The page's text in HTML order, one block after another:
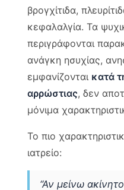
βρογχίτιδα,
κεφαλαλγία. Τα
περιγράφονται
ανάγκη ησυχίας,
εμφανίζονται κατά
αρρώστιας, δεν
μόνιμα
Το πιο
ιατρείο:
“Αν μείνω